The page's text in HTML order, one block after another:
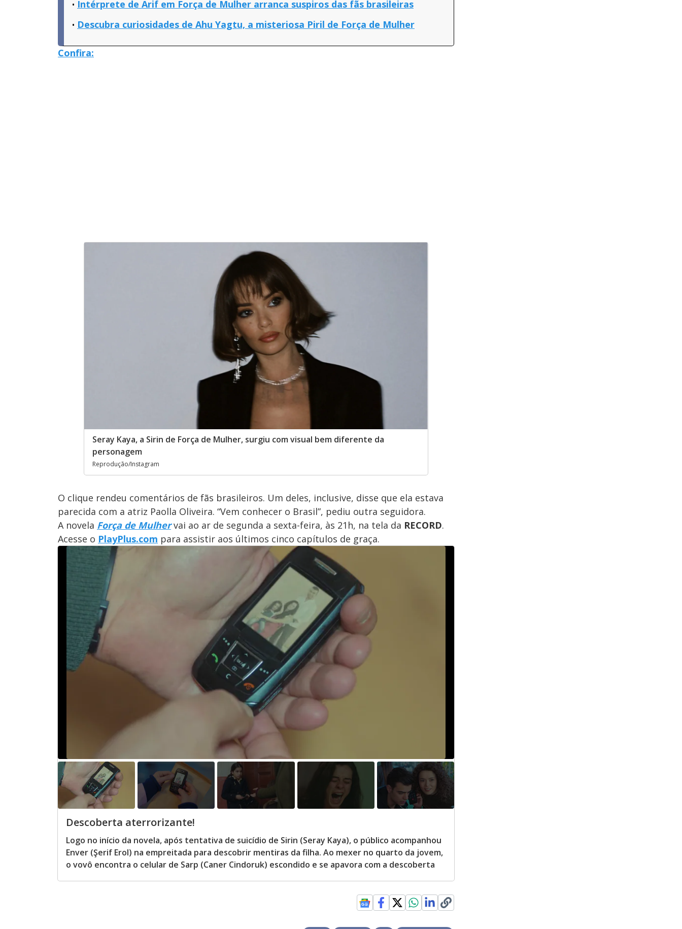
Intérprete de Arif em Força de Mulher arranca suspiros das fãs brasileiras
Descubra curiosidades de Ahu Yagtu, a misteriosa Piril de Força de Mulher
Confira:
Seray Kaya, a Sirin de Força de Mulher, surgiu com visual bem diferente da
personagem
Reprodução/Instagram
O clique rendeu comentários de fãs brasileiros. Um deles, inclusive, disse que ela estava
parecida com a atriz Paolla Oliveira. “Vem conhecer o Brasil”, pediu outra seguidora.
A novela Força de Mulhervai ao ar de segunda a sexta-feira, às 21h, na tela da RECORD.
Acesse o PlayPlus.com para assistir aos últimos cinco capítulos de graça.
Descoberta aterrorizante!
Logo no início da novela, após tentativa de suicídio de Sirin (Seray Kaya), o público acompanhou
Enver (Şerif Erol) na empreitada para descobrir mentiras da filha. Ao mexer no quarto da jovem,
o vovô encontra o celular de Sarp (Caner Cindoruk) escondido e se apavora com a descoberta